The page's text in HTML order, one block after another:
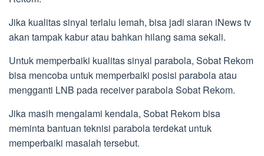
Jika kualitas sinyal terlalu lemah, bisa jadi siaran iNews tv
akan tampak kabur atau bahkan hilang sama sekali.
Untuk memperbaiki kualitas sinyal parabola, Sobat Rekom
bisa mencoba untuk memperbaiki posisi parabola atau
mengganti LNB pada receiver parabola Sobat Rekom.
Jika masih mengalami kendala, Sobat Rekom bisa
meminta bantuan teknisi parabola terdekat untuk
memperbaiki masalah tersebut.